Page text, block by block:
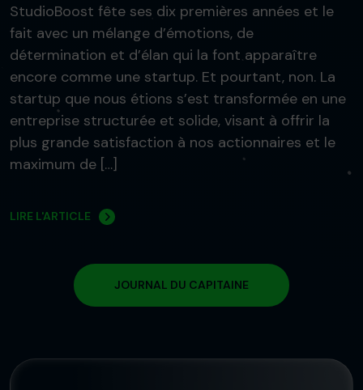
StudioBoost fête ses dix premières années et le
fait avec un mélange d’émotions, de
détermination et d’élan qui la font apparaître
encore comme une startup. Et pourtant, non. La
startup que nous étions s’est transformée en une
entreprise structurée et solide, visant à offrir la
plus grande satisfaction à nos actionnaires et le
maximum de […]
LIRE L'ARTICLE
JOURNAL DU CAPITAINE